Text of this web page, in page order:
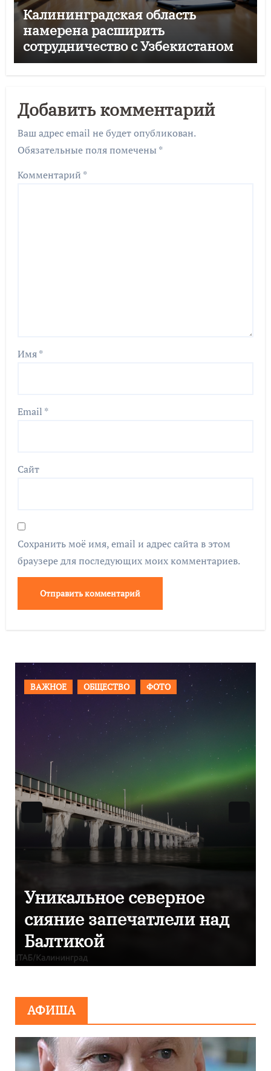
Калининградская область
намерена расширить
сотрудничество с Узбекистаном
Добавить комментарий
Ваш адрес email не будет опубликован.
Обязательные поля помечены *
Комментарий *
Имя*
Email *
Сайт
Сохранить моё имя, email и адрес сайта в этом
браузере для последующих моих комментариев.
ВАЖНОЕ ОБЩЕСТВО ФОТО
Фотокадры, как
Калининград завалило
после снежного бурана
АФИША